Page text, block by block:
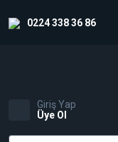
0224 338 36 86
Giriş Yap
Üye Ol